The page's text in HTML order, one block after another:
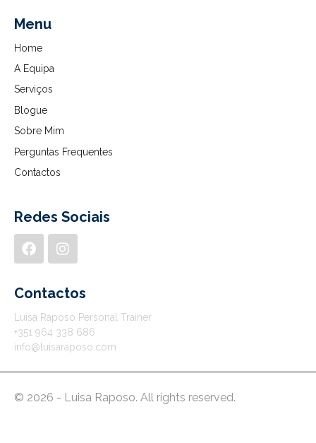
Menu
Home
A Equipa
Serviços
Blogue
Sobre Mim
Perguntas Frequentes
Contactos
Redes Sociais
Contactos
Luísa Raposo Personal Trainer
+351 964 338 686
info@luisaraposo.com
© 2026 - Luisa Raposo. All rights reserved.